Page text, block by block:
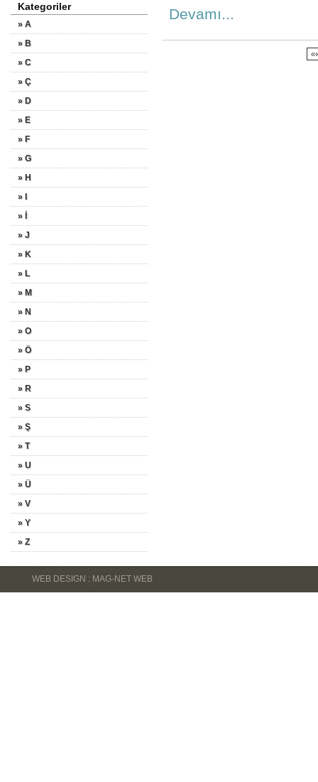
Kategoriler
» A
» B
» C
» Ç
» D
» E
» F
» G
» H
» I
» İ
» J
» K
» L
» M
» N
» O
» Ö
» P
» R
» S
» Ş
» T
» U
» Ü
» V
» Y
» Z
Devamı...
WEB DESIGN : MAG-NET WEB